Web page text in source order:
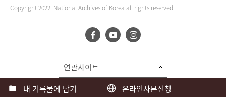
내 기록물에 담기 온라인사본신청
Copyright 2022. National Archives of Korea all rights reserved.
연관사이트